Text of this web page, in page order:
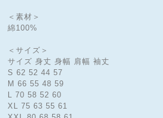
＜素材＞
綿100%
＜サイズ＞
サイズ 身丈 身幅 肩幅 袖丈
S 62 52 44 57
M 66 55 48 59
L 70 58 52 60
XL 75 63 55 61